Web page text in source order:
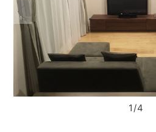
1/4